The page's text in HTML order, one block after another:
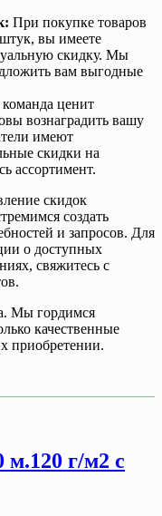
При покупке товаров
вы имеете
скидку. Мы
вам выгодные
ценит
вознаградить вашу
имеют
скидки на
ассортимент.
скидок
создать
и запросов. Для
о доступных
свяжитесь с
Мы гордимся
качественные
приобретении.
м.120 г/м2 с